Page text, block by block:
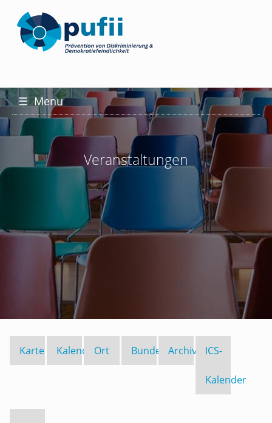
☰ Menu
Veranstaltungen
Karte KalenderOrt Bundesland
Archiv ICS-
Kalender